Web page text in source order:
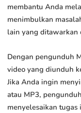
membantu Anda
menimbulkan
lain yang ditawarkan
Dengan pengunduh
video yang diunduh
Jika Anda ingin
atau MP3,
menyelesaikan